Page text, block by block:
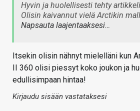
Hyvin ja huolellisesti tehty
Olisin kaivannut vielä Arctikin
Napsauta laajentaaksesi…
Itsekin olisin nähnyt mielelläni kun
II 360 olisi piessyt koko joukon ja
edullisimpaan hintaa!
Kirjaudu sisään vastataksesi